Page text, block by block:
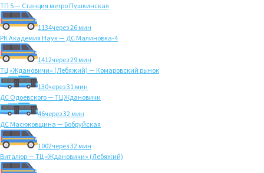
ТП 5 — Станция метро Пушкинская
1134через 26 мин
РК Академия Наук — ДС Малиновка-4
1412через 29 мин
ТЦ «Ждановичи» (Лебяжий) — Комаровский рынок
130через 31 мин
ДС Одоевского — ТЦ Ждановичи
46через 32 мин
ДС Масюковщина — Бобруйская
1002через 32 мин
Виталюр — ТЦ «Ждановичи» (Лебяжий)